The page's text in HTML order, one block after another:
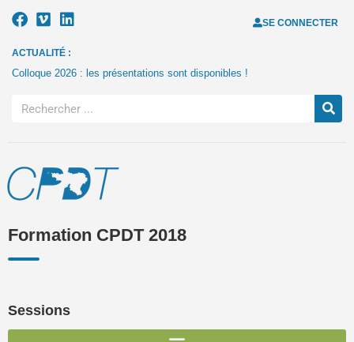
SE CONNECTER
ACTUALITÉ :
Colloque 2026 : les présentations sont disponibles !
Formation CPDT 2018
Sessions